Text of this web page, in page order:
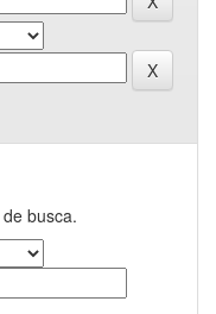
busca.